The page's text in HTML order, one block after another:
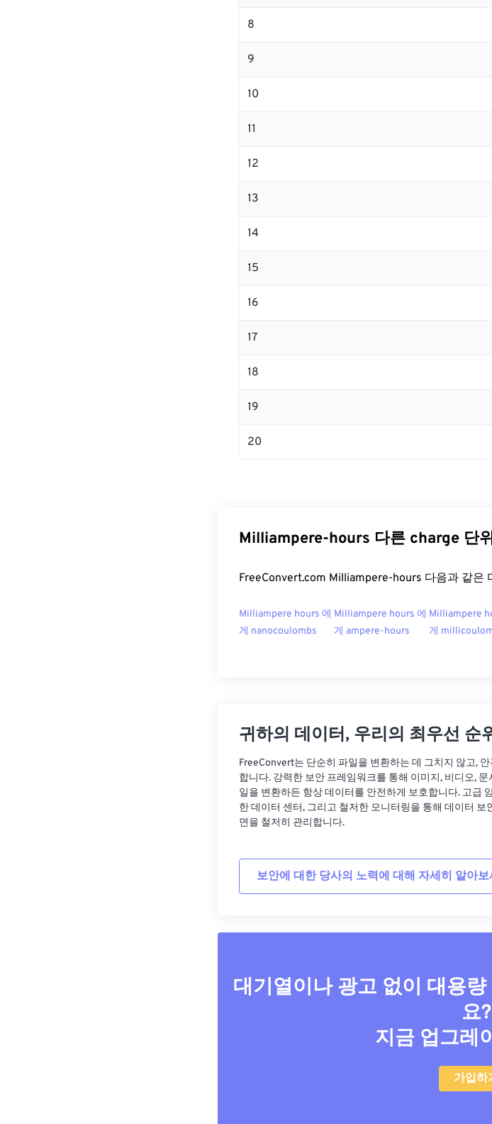
8
9
10
11
12
13
14
15
16
17
18
19
20
Milliampere-hours 다른 charge 단
FreeConvert.com Milliampere-hours 다음과 같은
Milliampere hours 에
게 nanocoulombs
Milliampere hours 에
게 ampere-hours
Milliampere
게
귀하의 데이터, 우리의 최우선 순
FreeConvert는 단순히 파일을 변환하는 데 그치지 않고,
합니다. 강력한 보안 프레임워크를 통해 이미지, 비디오, 문
일을 변환하든 항상 데이터를 안전하게 보호합니다. 고급
한 데이터 센터, 그리고 철저한 모니터링을 통해 데이터 보
면을 철저히 관리합니다.
보안에 대한 당사의 노력에 대해 자세히 알아
대기열이나 광고 없이 대용
요?
지금 업그레
가입하